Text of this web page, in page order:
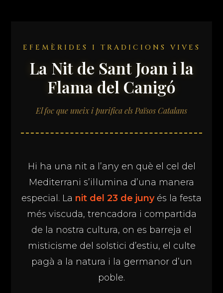
EFEMÈRIDES I TRADICIONS VIVES
La Nit de Sant Joan i la
Flama del Canigó
El foc que uneix i purifica els Països Catalans
Hi ha una nit a l’any en què el cel del
Mediterrani s’il·lumina d’una manera
especial. La nit del 23 de junyés la festa
més viscuda, trencadora i compartida
de la nostra cultura, on es barreja el
misticisme del solstici d’estiu, el culte
pagà a la natura i la germanor d’un
poble.